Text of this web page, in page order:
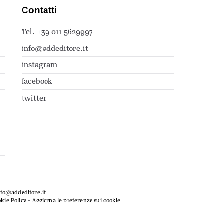
Contatti
Tel. +39 011 5629997
info@addeditore.it
instagram
facebook
twitter
Policy-Aggiorna le preferenze sui cookie